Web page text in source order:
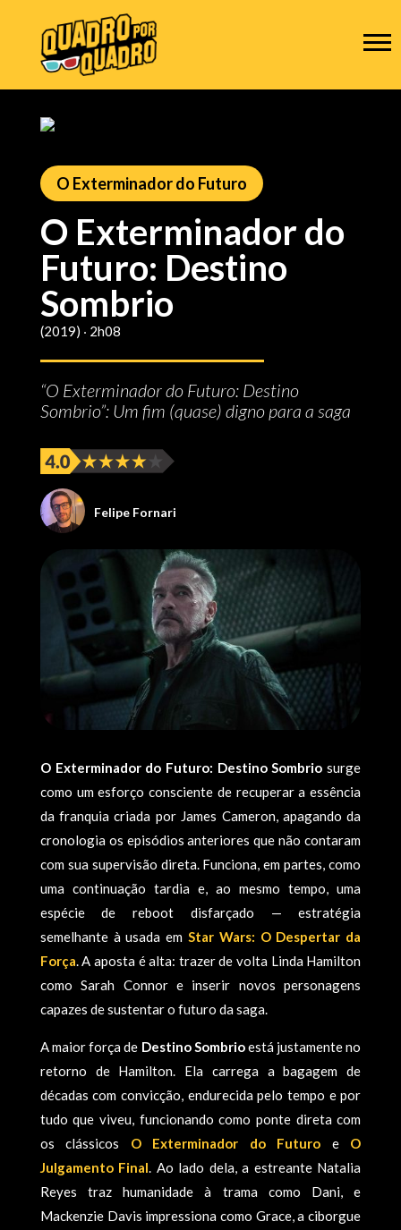
O Exterminador do Futuro
O Exterminador do
Futuro: Destino
Sombrio
(2019) ‧ 2h08
“O Exterminador do Futuro: Destino
Sombrio”: Um fim (quase) digno para a saga
Felipe Fornari
O Exterminador do Futuro: Destino Sombrio surge
como um esforço consciente de recuperar a essência
da franquia criada por James Cameron, apagando da
cronologia os episódios anteriores que não contaram
com sua supervisão direta. Funciona, em partes, como
uma continuação tardia e, ao mesmo tempo, uma
espécie de reboot disfarçado — estratégia
semelhante à usada em Star Wars: O Despertar da
Força . A aposta é alta: trazer de volta Linda Hamilton
como Sarah Connor e inserir novos personagens
capazes de sustentar o futuro da saga.
A maior força de Destino Sombrioestá justamente no
retorno de Hamilton. Ela carrega a bagagem de
décadas com convicção, endurecida pelo tempo e por
tudo que viveu, funcionando como ponte direta com
os clássicos O Exterminador do Futuro e O
Julgamento Final . Ao lado dela, a estreante Natalia
Reyes traz humanidade à trama como Dani, e
Mackenzie Davis impressiona como Grace, a ciborgue